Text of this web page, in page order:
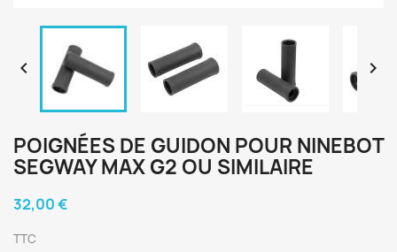
 
POIGNÉES DE GUIDON POUR NINEBOT
SEGWAY MAX G2 OU SIMILAIRE
32,00 €
TTC